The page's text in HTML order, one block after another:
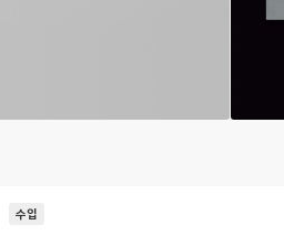
수입